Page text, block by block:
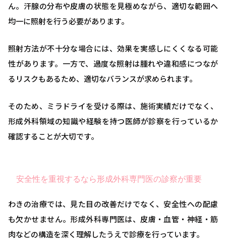
ん。汗腺の分布や皮膚の状態を見極めながら、適切な範囲へ
均一に照射を行う必要があります。
照射方法が不十分な場合には、効果を実感しにくくなる可能
性があります。一方で、過度な照射は腫れや違和感につなが
るリスクもあるため、適切なバランスが求められます。
そのため、ミラドライを受ける際は、施術実績だけでなく、
形成外科領域の知識や経験を持つ医師が診察を行っているか
確認することが大切です。
安全性を重視するなら形成外科専門医の診察が重要
わきの治療では、見た目の改善だけでなく、安全性への配慮
も欠かせません。形成外科専門医は、皮膚・血管・神経・筋
肉などの構造を深く理解したうえで診療を行っています。